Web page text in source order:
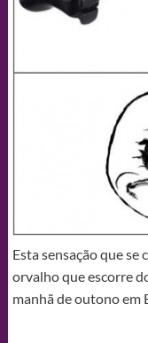
Esta sensação que
orvalho que escorre
manhã de outono em